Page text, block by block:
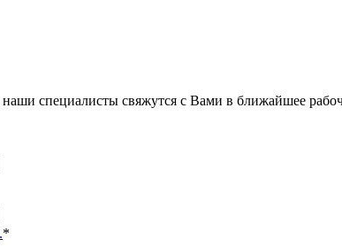
специалисты свяжутся с Вами в ближайшее
*